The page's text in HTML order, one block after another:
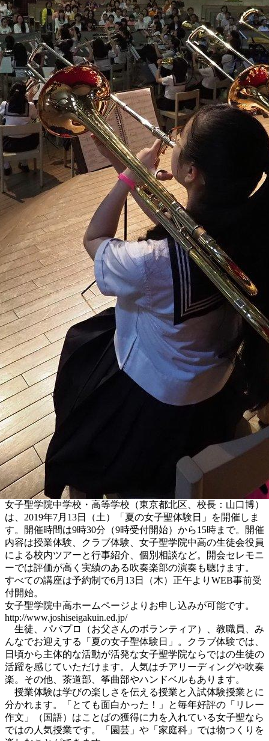
女子聖学院中学校・高等学校（東京都北区、校長：山口博）
は、2019年7月13日（土）「夏の女子聖体験日」を開催しま
す。開催時間は9時30分（9時受付開始）から15時まで。開催
内容は授業体験、クラブ体験、女子聖学院中高の生徒会役員
による校内ツアーと行事紹介、個別相談など。開会セレモニ
ーでは評価が高く実績のある吹奏楽部の演奏も聴けます。
すべての講座は予約制で6月13日（木）正午よりWEB事前受
付開始。
女子聖学院中高ホームページよりお申し込みが可能です。
http://www.joshiseigakuin.ed.jp/
生徒、パパプロ（お父さんのボランティア）、教職員、み
んなでお迎えする「夏の女子聖体験日」。クラブ体験では、
日頃から主体的な活動が活発な女子聖学院ならではの生徒の
活躍を感じていただけます。人気はチアリーディングや吹奏
楽。その他、茶道部、筝曲部やハンドベルもあります。
授業体験は学びの楽しさを伝える授業と入試体験授業とに
分かれます。「とても面白かった！」と毎年好評の「リレー
作文」（国語）はことばの獲得に力を入れている女子聖なら
ではの人気授業です。「園芸」や「家庭科」では物つくりを